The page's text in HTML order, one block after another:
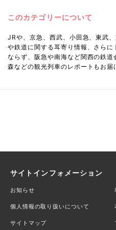
このカテゴリーについて
JRや、京急、西武、小田急、東武
や鉄道に関する耳寄り情報、さら
ならず、阪急や南海など関西の鉄
森などの観光列車のレポートもお届
サイトインフォメーション
お知らせ
個人情報の取り扱いについて
サイトマップ